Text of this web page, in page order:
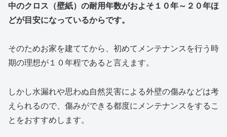
中のクロス（壁紙）の耐用年数がおよそ １０年～２０年ほ
どが目安になっているからです。
そのためお家を建ててから、初めてメンテナンスを行う時
期の理想が１０年程であると言えます。
しかし水漏れや思わぬ自然災害による外壁の傷みなどは考
えられるので、傷みができる都度にメンテナンスをするこ
とをおすすめします。